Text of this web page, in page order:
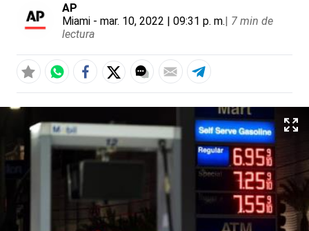
AP
Miami - mar. 10, 2022 | 09:31 p. m.| 7 min de
lectura